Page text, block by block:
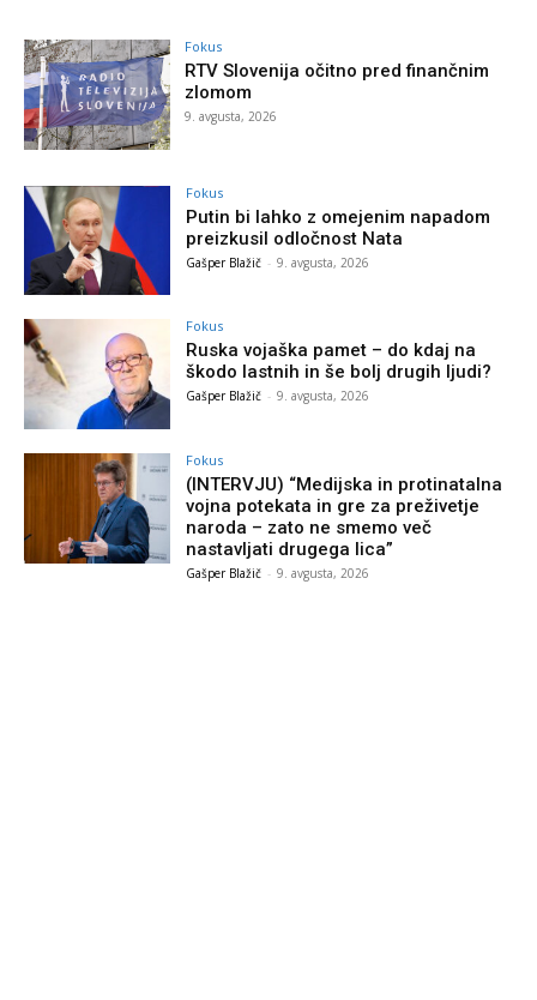
Fokus
RTV Slovenija očitno pred finančnim
zlomom
9. avgusta, 2026
Fokus
Putin bi lahko z omejenim napadom
preizkusil odločnost Nata
Gašper Blažič - 9. avgusta, 2026
Fokus
Ruska vojaška pamet – do kdaj na
škodo lastnih in še bolj drugih ljudi?
Gašper Blažič - 9. avgusta, 2026
Fokus
(INTERVJU) “Medijska in protinatalna
vojna potekata in gre za preživetje
naroda – zato ne smemo več
nastavljati drugega lica”
Gašper Blažič - 9. avgusta, 2026